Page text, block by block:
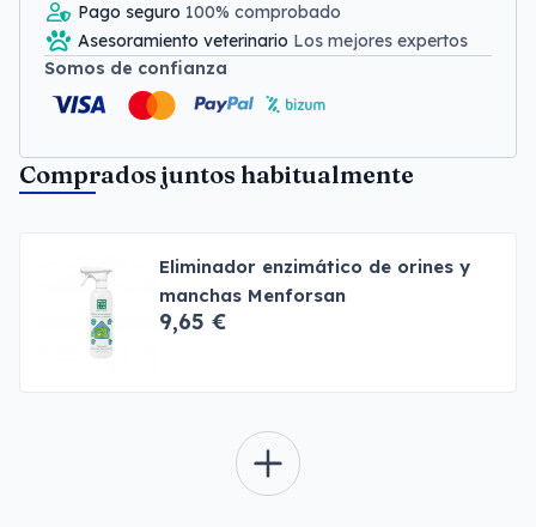
Pago seguro 100% comprobado
Asesoramiento veterinario Los mejores expertos
Somos de confianza
Comprados juntos habitualmente
Eliminador enzimático de orines y
manchas Menforsan
9,65 €